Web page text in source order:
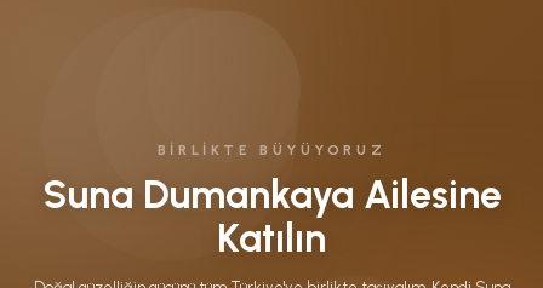
BIRLIKTE BÜYÜYORUZ
Suna Dumankaya Ailesine
Katılın